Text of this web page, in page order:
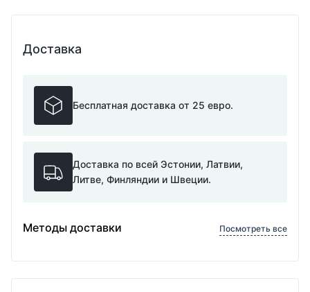
Доставка
Бесплатная доставка от 25 евро.
Доставка по всей Эстонии, Латвии,
Литве, Финляндии и Швеции.
Методы доставки Посмотреть все